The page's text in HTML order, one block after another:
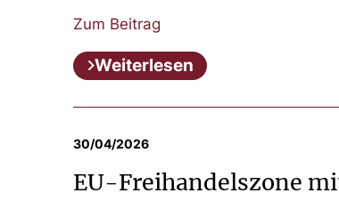
Zum Beitrag
Weiterlesen
30/04/2026
EU-Freihandelszone